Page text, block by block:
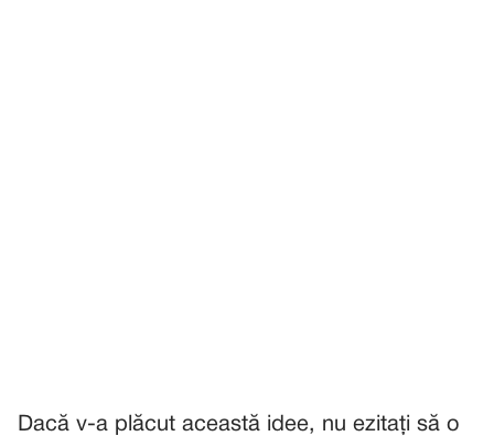
Dacă v-a plăcut această idee, nu ezitați să o